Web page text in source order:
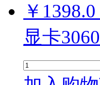
￥1398.0
显卡